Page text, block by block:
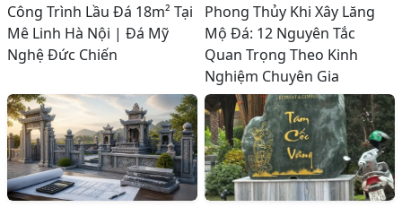
Công Trình Lầu Đá 18m² Tại
Mê Linh Hà Nội | Đá Mỹ
Nghệ Đức Chiến
Phong Thủy Khi Xây Lăng
Mộ Đá: 12 Nguyên Tắc
Quan Trọng Theo Kinh
Nghiệm Chuyên Gia